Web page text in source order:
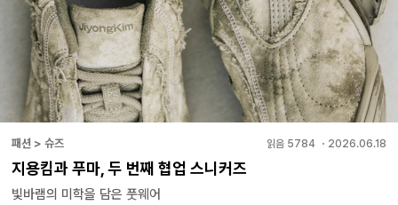
패션 > 슈즈 읽음 5784 ・ 2026.06.18
지용킴과 푸마, 두 번째 협업 스니커즈
빛바램의 미학을 담은 풋웨어